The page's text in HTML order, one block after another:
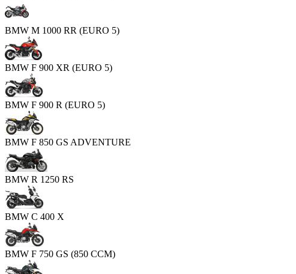
BMW M 1000 RR (EURO 5)
BMW F 900 XR (EURO 5)
BMW F 900 R (EURO 5)
BMW F 850 GS ADVENTURE
BMW R 1250 RS
BMW C 400 X
BMW F 750 GS (850 CCM)